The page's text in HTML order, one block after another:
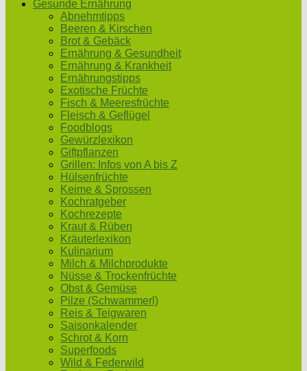
Gesunde Ernährung
Abnehmtipps
Beeren & Kirschen
Brot & Gebäck
Ernährung & Gesundheit
Ernährung & Krankheit
Ernährungstipps
Exotische Früchte
Fisch & Meeresfrüchte
Fleisch & Geflügel
Foodblogs
Gewürzlexikon
Giftpflanzen
Grillen: Infos von A bis Z
Hülsenfrüchte
Keime & Sprossen
Kochratgeber
Kochrezepte
Kraut & Rüben
Kräuterlexikon
Kulinarium
Milch & Milchprodukte
Nüsse & Trockenfrüchte
Obst & Gemüse
Pilze (Schwammerl)
Reis & Teigwaren
Saisonkalender
Schrot & Korn
Superfoods
Wild & Federwild